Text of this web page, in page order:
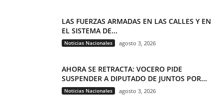
LAS FUERZAS ARMADAS EN LAS CALLES Y EN
EL SISTEMA DE...
Noticias Nacionales agosto 3, 2026
AHORA SE RETRACTA: VOCERO PIDE
SUSPENDER A DIPUTADO DE JUNTOS POR...
Noticias Nacionales agosto 3, 2026